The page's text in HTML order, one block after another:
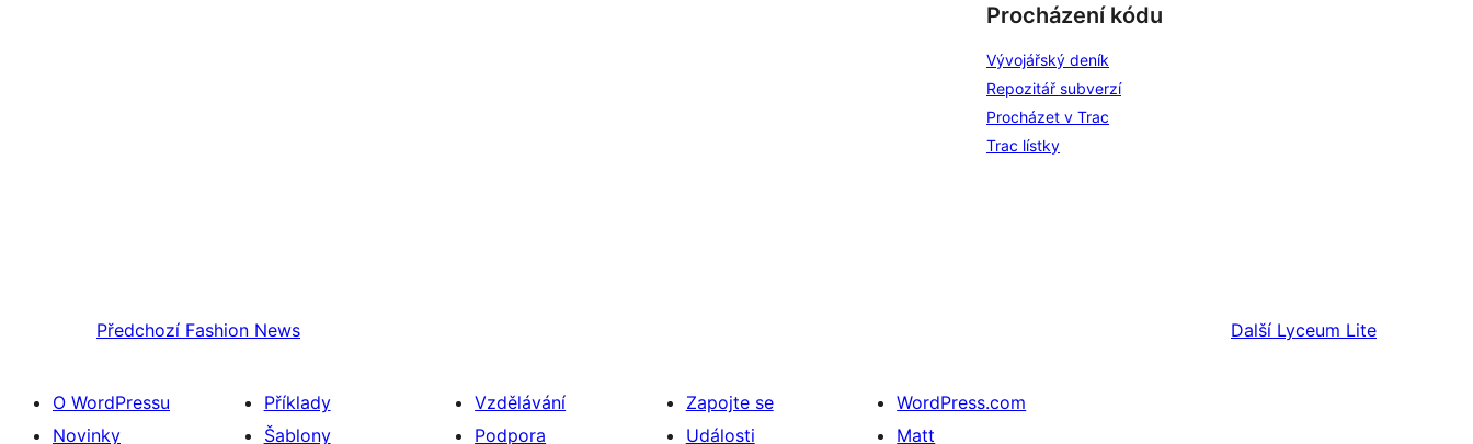
Procházení kódu
Vývojářský deník
Repozitář subverzí
Procházet v Trac
Trac lístky
Předchozí Fashion News Další Lyceum Lite
O WordPressu
Novinky
Příklady
Šablony
Vzdělávání
Podpora
Zapojte se
Události
WordPress.com
Matt